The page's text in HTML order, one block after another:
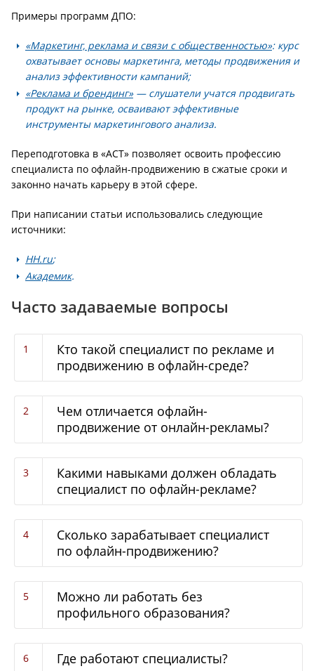
Примеры программ ДПО:
«Маркетинг, реклама и связи с общественностью»: курс
охватывает основы маркетинга, методы продвижения и
анализ эффективности кампаний;
«Реклама и брендинг»— слушатели учатся продвигать
продукт на рынке, осваивают эффективные
инструменты маркетингового анализа.
Переподготовка в «АСТ» позволяет освоить профессию
специалиста по офлайн-продвижению в сжатые сроки и
законно начать карьеру в этой сфере.
При написании статьи использовались следующие
источники:
HH.ru;
Академик.
Часто задаваемые вопросы
Кто такой специалист по рекламе и
продвижению в офлайн-среде?
Чем отличается офлайн-
продвижение от онлайн-рекламы?
Какими навыками должен обладать
специалист по офлайн-рекламе?
Сколько зарабатывает специалист
по офлайн-продвижению?
Можно ли работать без
профильного образования?
Где работают специалисты?